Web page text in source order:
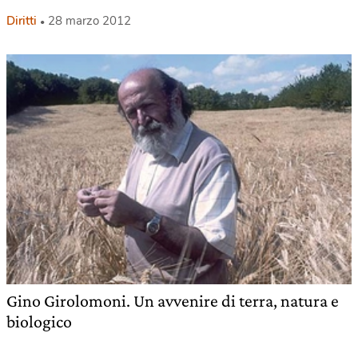
Diritti 28 marzo 2012
Gino Girolomoni. Un avvenire di terra, natura e
biologico